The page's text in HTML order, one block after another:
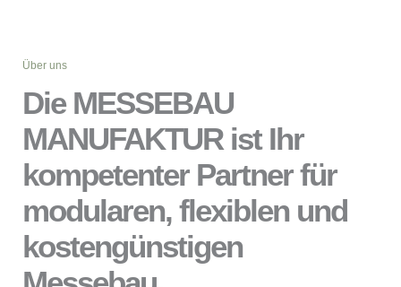
Über uns
Die MESSEBAU
MANUFAKTUR ist Ihr
kompetenter Partner für
modularen, flexiblen und
kostengünstigen